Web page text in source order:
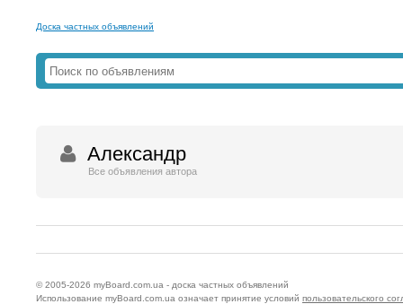
Доска частных объявлений
Александр
Все объявления автора
© 2005-2026 myBoard.com.ua - доска частных объявлений
Использование myBoard.com.ua означает принятие условий пользовательского